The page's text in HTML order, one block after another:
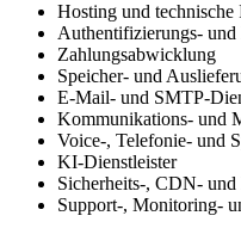
Hosting und technische
Authentifizierungs- und
Zahlungsabwicklung
Speicher- und
E-Mail- und SMTP-
Kommunikations- und
Voice-, Telefonie- und
KI-Dienstleister
Sicherheits-, CDN- und
Support-, Monitoring-